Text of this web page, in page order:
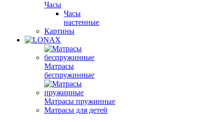
Часы
Часы
настенные
Картины
Матрасы
беспружинные
Матрасы пружинные
Матрасы для детей